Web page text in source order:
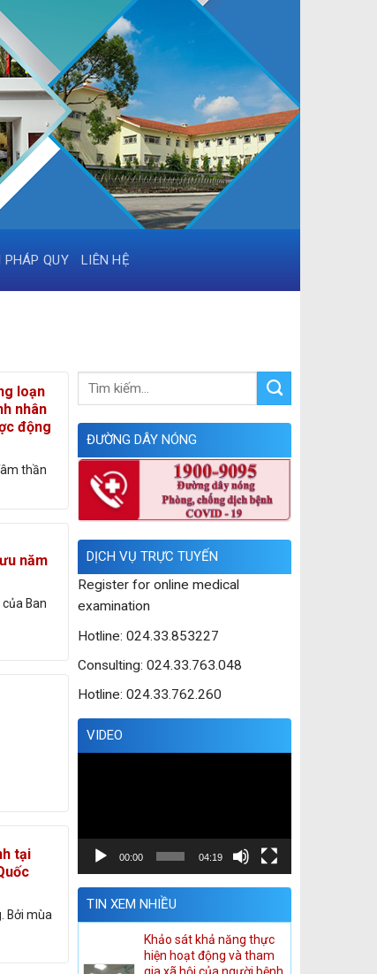
QUY LIÊN HỆ
loạn
nhân
động
thần
năm
Ban
tại
Bởi mùa
ĐƯỜNG DÂY NÓNG
DỊCH VỤ TRỰC TUYẾN
Register for online medical
examination
Hotline: 024.33.853227
Consulting: 024.33.763.048
Hotline: 024.33.762.260
VIDEO
00:00 04:19
TIN XEM NHIỀU
Khảo sát khả năng thực
hiện hoạt động và tham
gia xã hội của người bệnh